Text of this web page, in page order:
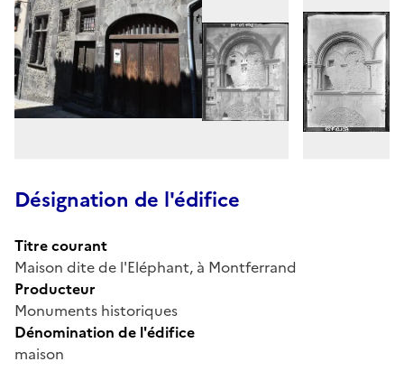
Désignation de l'édifice
Titre courant
Maison dite de l'Eléphant, à Montferrand
Producteur
Monuments historiques
Dénomination de l'édifice
maison